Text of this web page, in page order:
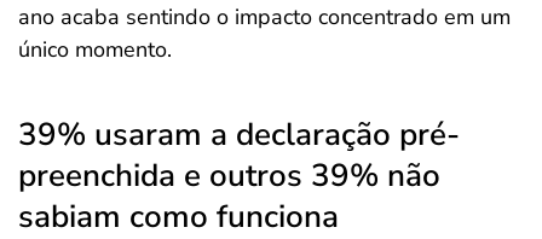
ano acaba sentindo o impacto concentrado em um
único momento.
39% usaram a declaração pré-
preenchida e outros 39% não
sabiam como funciona